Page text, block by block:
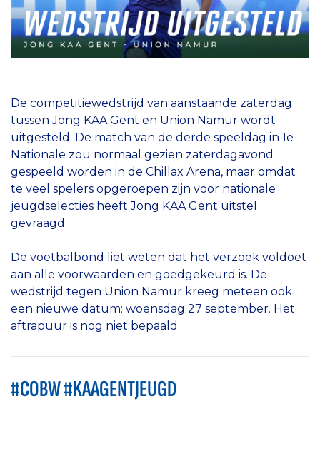
De competitiewedstrijd van aanstaande zaterdag
tussen Jong KAA Gent en Union Namur wordt
uitgesteld. De match van de derde speeldag in 1e
Nationale zou normaal gezien zaterdagavond
gespeeld worden in de Chillax Arena, maar omdat
te veel spelers opgeroepen zijn voor nationale
jeugdselecties heeft Jong KAA Gent uitstel
gevraagd.
De voetbalbond liet weten dat het verzoek voldoet
aan alle voorwaarden en goedgekeurd is. De
wedstrijd tegen Union Namur kreeg meteen ook
een nieuwe datum: woensdag 27 september. Het
aftrapuur is nog niet bepaald.
#COBW #KAAGENTJEUGD